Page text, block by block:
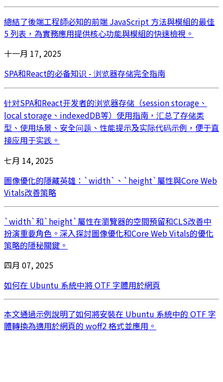
總結了後端工程師必知的前端 JavaScript 方法與模組的最佳
5 列表，為實務應用提供核心功能與模組的快速檢視。
十一月 17, 2025
SPA和React的必备知识 - 浏览器存储完全指南
针对SPA和React开发者的浏览器存储（session storage、
local storage、indexedDB等）使用指南，汇总了存储类
型、使用场景、安全问题、性能提示及实际代码示例，便于直
接应用于实践。
七月 14, 2025
圖像優化的隱藏英雄：`width`、`height`屬性與Core Web
Vitals改善策略
`width`和`height`屬性在瀏覽器的空間預留和CLS改善中
扮演重要角色。深入探討圖像優化和Core Web Vitals的優化
策略的隱秘關鍵。
四月 07, 2025
如何在 Ubuntu 系統中將 OTF 字體用於網頁
本文通過示例說明了如何將安裝在 Ubuntu 系統中的 OTF 字
體轉換為適用於網頁的 woff2 格式並應用。